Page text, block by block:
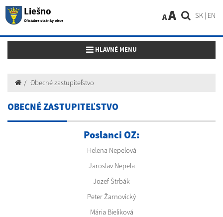
Liešno
Oficiálne stránky obce
SK | EN
AA
Toggle navigation
HLAVNÉ MENU
Obecné zastupiteľstvo
OBECNÉ ZASTUPITEĽSTVO
Poslanci OZ:
Helena Nepelová
Jaroslav Nepela
Jozef Štrbák
Peter Žarnovický
Mária Bieliková